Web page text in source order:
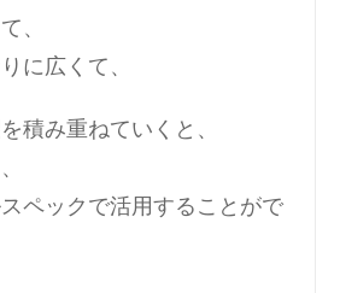
、
に広くて、
積み重ねていくと、
ペックで活用することがで